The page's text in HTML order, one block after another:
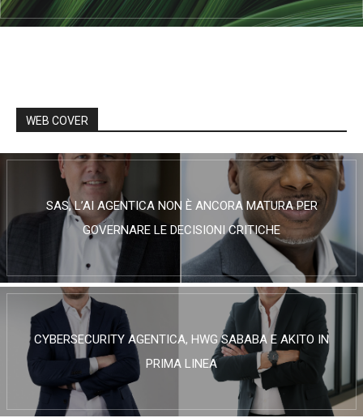
WEB COVER
SAS, L’AI AGENTICA NON È ANCORA MATURA PER
GOVERNARE LE DECISIONI CRITICHE
CYBERSECURITY AGENTICA, HWG SABABA E AKITO IN
PRIMA LINEA